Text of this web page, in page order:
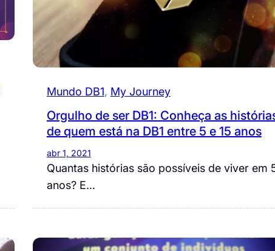
Mundo DB1, My Journey
Orgulho de ser DB1: Conheça as
de quem está na DB1 entre 5 e 15 anos
abr 1, 2021
Quantas histórias são possíveis de viver em
anos? E…